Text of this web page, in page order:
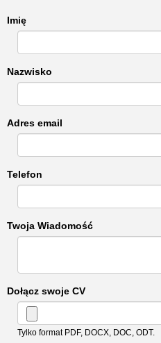
Imię
Nazwisko
Adres email
Telefon
Twoja Wiadomość
Dołącz swoje CV
Tylko format PDF, DOCX, DOC, ODT.